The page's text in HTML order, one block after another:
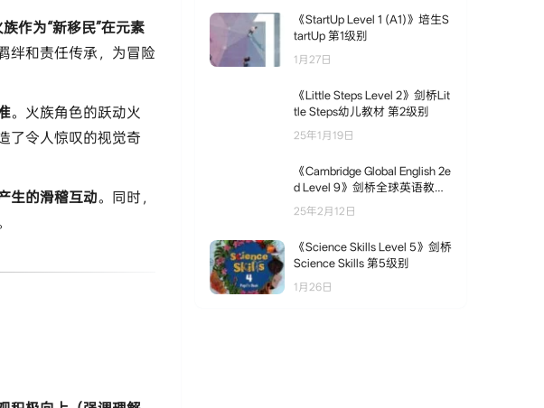
作为“新移民”在元素
绊和责任传承，为冒险
​。火族角色的跃动火
了令人惊叹的视觉奇
生的滑稽互动​​。同时，
《StartUp Level 1 (A1)》培生S
tartUp 第1级别
1月27日
《Little Steps Level 2》剑桥Lit
tle Steps幼儿教材 第2级别
25年1月19日
《Cambridge Global English 2e
d Level 9》剑桥全球英语教材
第二版 第9级别
25年2月12日
《Science Skills Level 5》剑桥
Science Skills 第5级别
1月26日